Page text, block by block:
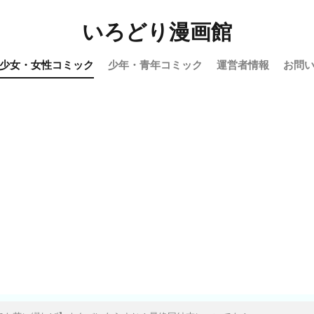
いろどり漫画館
少女・女性コミック 少年・青年コミック 運営者情報 お問